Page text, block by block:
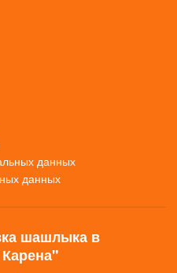
данных
данных
шашлыка в